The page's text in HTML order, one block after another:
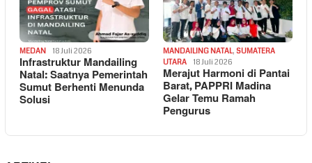
MEDAN 18 Juli 2026
Infrastruktur Mandailing
Natal: Saatnya Pemerintah
Sumut Berhenti Menunda
Solusi
MANDAILING NATAL, SUMATERA
UTARA
18 Juli 2026
Merajut Harmoni di Pantai
Barat, PAPPRI Madina
Gelar Temu Ramah
Pengurus